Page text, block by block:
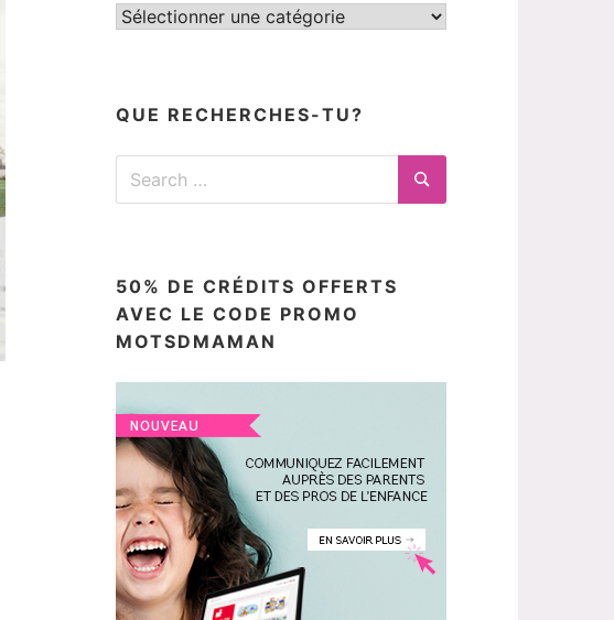
Tous
QUE RECHERCHES-TU?
Search
Search
50% DE CRÉDITS OFFERTS
AVEC LE CODE PROMO
MOTSDMAMAN